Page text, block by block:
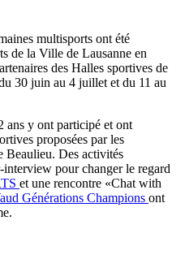
multisports ont été
de la Ville de Lausanne en
des Halles sportives de
30 juin au 4 juillet et du 11 au
ans y ont participé et ont
proposées par les
Beaulieu. Des activités
pour changer le regard
et une rencontre «Chat with
Générations Champions ont